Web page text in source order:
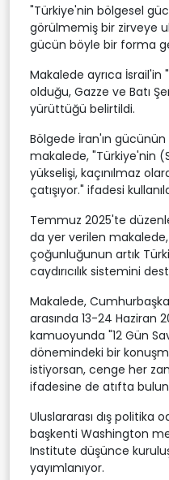
"Türkiye'nin bölgesel
görülmemiş bir zirveye
gücün böyle bir forma
Makalede ayrıca
olduğu, Gazze ve Batı
yürüttüğü belirtildi.
Bölgede İran'ın gücünün
makalede, "Türkiye'nin
yükselişi, kaçınılmaz
çatışıyor." ifadesi
Temmuz 2025'te
da yer verilen
çoğunluğunun artık
caydırıcılık sistemini
Makalede,
arasında 13-24 Haziran
kamuoyunda "12 Gün
dönemindeki bir
istiyorsan, cenge her
ifadesine de atıfta
Uluslararası dış politika
başkenti Washington
Institute düşünce
yayımlanıyor.